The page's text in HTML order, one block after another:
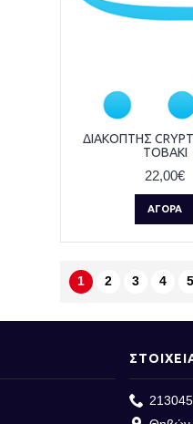
ΔΙΑΚΟΠΤΗΣ
TOBAKI
22,00€
ΑΓΟΡΆ
1 2 3 4 5